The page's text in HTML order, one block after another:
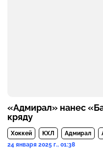
«Адмирал» нанес
кряду
Хоккей КХЛ Адмирал
24 января 2025 г., 01:38